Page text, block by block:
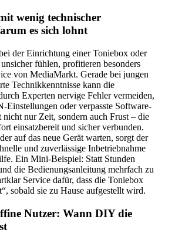
wenig technischer
es sich lohnt
der Einrichtung einer Toniebox oder
fühlen, profitieren besonders
von MediaMarkt. Gerade bei jungen
Technikkenntnisse kann die
Experten nervige Fehler vermeiden,
oder verpasste Software-
nicht nur Zeit, sondern auch Frust – die
einsatzbereit und sicher verbunden.
auf das neue Gerät warten, sorgt der
und zuverlässige Inbetriebnahme
Ein Mini-Beispiel: Statt Stunden
die Bedienungsanleitung mehrfach zu
Service dafür, dass die Toniebox
sobald sie zu Hause aufgestellt wird.
Nutzer: Wann DIY die